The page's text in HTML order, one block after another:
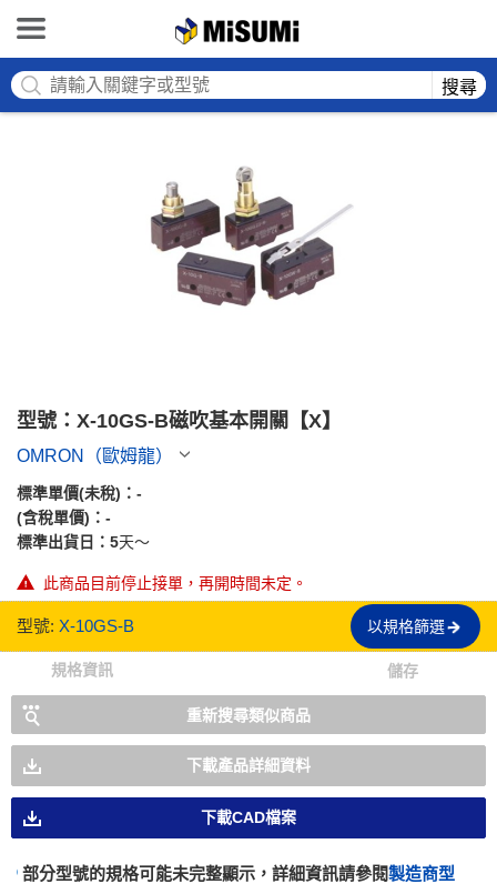
搜尋
型號：X-10GS-B磁吹基本開關【X】
OMRON（歐姆龍）
標準單價(未稅)： -
(含稅單價)： -
標準出貨日： 5天～
此商品目前停止接單，再開時間未定。
型號: X-10GS-B 以規格篩選
規格資訊 儲存
重新搜尋類似商品
下載產品詳細資料
下載CAD檔案
部分型號的規格可能未完整顯示，詳細資訊請參閱製造商型